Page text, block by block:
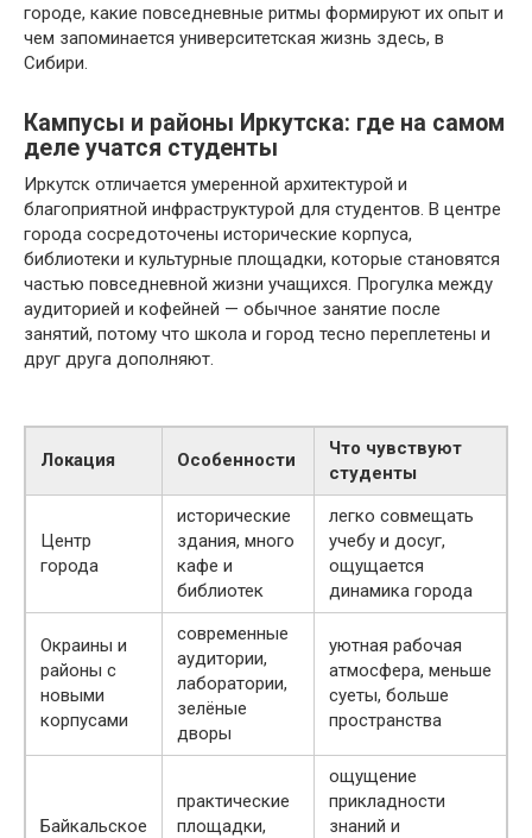
городе, какие повседневные ритмы формируют их опыт и
чем запоминается университетская жизнь здесь, в
Сибири.
Кампусы и районы Иркутска: где на самом
деле учатся студенты
Иркутск отличается умеренной архитектурой и
благоприятной инфраструктурой для студентов. В центре
города сосредоточены исторические корпуса,
библиотеки и культурные площадки, которые становятся
частью повседневной жизни учащихся. Прогулка между
аудиторией и кофейней — обычное занятие после
занятий, потому что школа и город тесно переплетены и
друг друга дополняют.
Локация Особенности
Что чувствуют
студенты
Центр
города
исторические
здания, много
кафе и
библиотек
легко совмещать
учебу и досуг,
ощущается
динамика города
Окраины и
районы с
новыми
корпусами
современные
аудитории,
лаборатории,
зелёные
дворы
уютная рабочая
атмосфера, меньше
суеты, больше
пространства
Байкальское
практические
площадки,
ощущение
прикладности
знаний и